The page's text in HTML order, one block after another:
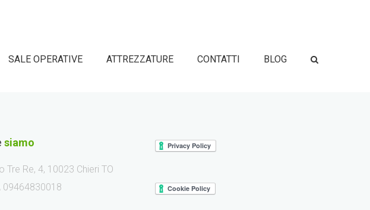
SALE OPERATIVE ATTREZZATURE CONTATTI BLOG
siamo
Tre Re, 4, 10023 Chieri TO
09464830018